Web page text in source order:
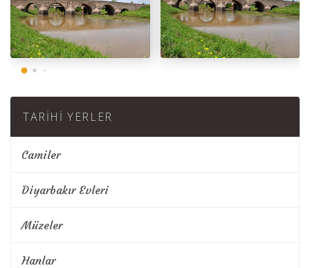
TARIHI YERLER
Camiler
Diyarbakır Evleri
Müzeler
Hanlar